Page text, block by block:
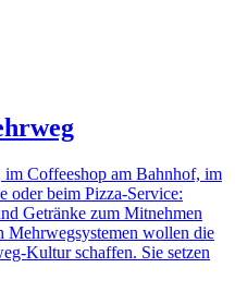
Coffeeshop am Bahnhof, im
oder beim Pizza-Service:
Getränke zum Mitnehmen
Mehrwegsystemen wollen die
Kultur schaffen. Sie setzen